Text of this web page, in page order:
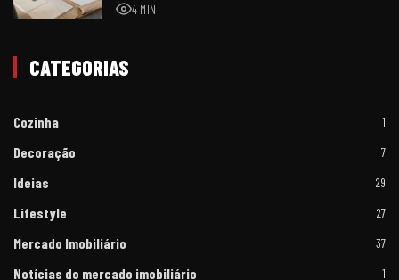
4 MIN
CATEGORIAS
Cozinha 1
Decoração 7
Ideias 29
Lifestyle 27
Mercado Imobiliário 37
Notícias do mercado imobiliário 1